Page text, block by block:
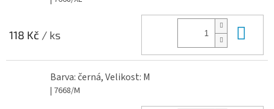
118 Kč / ks
Barva: černá, Velikost: M
| 7668/M